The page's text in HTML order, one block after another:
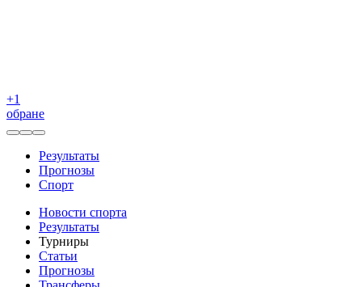
+1
обране
Результаты
Прогнозы
Спорт
Новости спорта
Результаты
Турниры
Статьи
Прогнозы